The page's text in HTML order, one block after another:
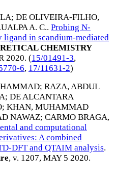
; DE OLIVEIRA-FILHO,
A. C.. Probing N-
in scandium-mediated
CHEMISTRY
2020. (15/01491-3,
6, 17/11631-2)
; RAZA, ABDUL
; DE ALCANTARA
; KHAN, MUHAMMAD
NAWAZ; CARMO BRAGA,
and computational
A combined
DFT and QTAIM analysis.
, v. 1207, MAY 5 2020.